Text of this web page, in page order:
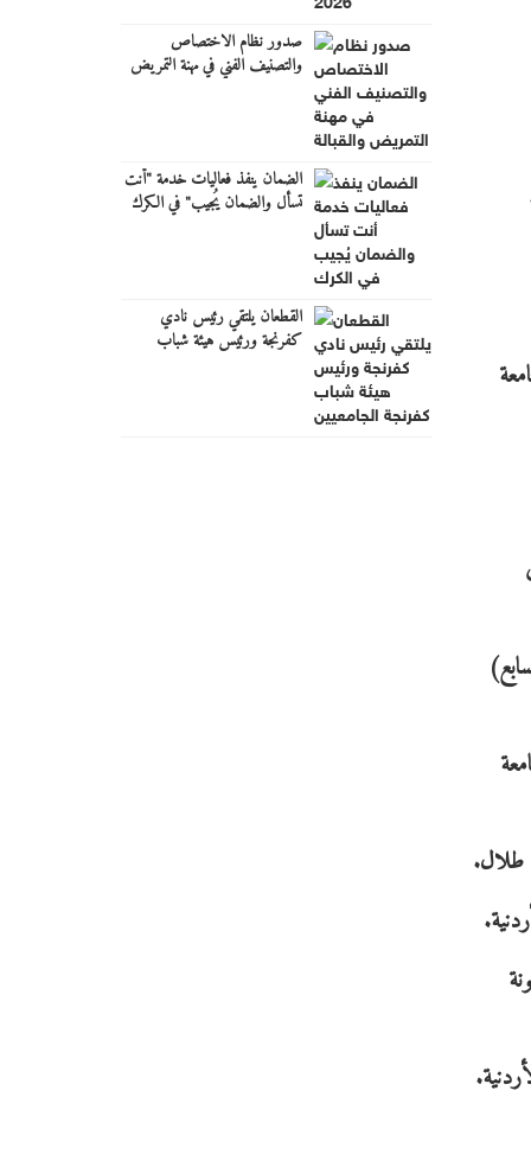
طلال.
صدور نظام الاختصاص
والتصنيف الفني في مهنة التمريض
الضمان ينفذ فعاليات خدمة "أنت
تسأل والضمان يُجيب" في الكرك
القطعان يلتقي رئيس نادي
كفرنجة ورئيس هيئة شباب